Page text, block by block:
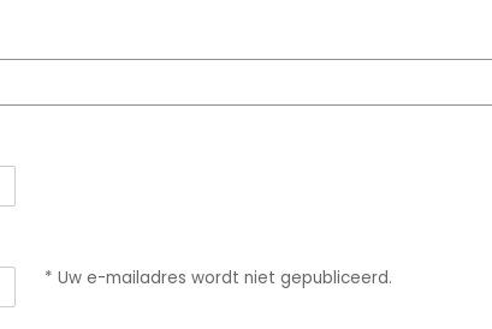
* Uw e-mailadres wordt niet gepubliceerd.